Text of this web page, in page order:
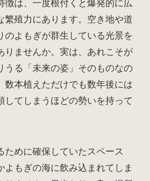
徴は、一度根付くと爆発的に広
繁殖力にあります。空き地や道
のよもぎが群生している光景を
りませんか。実は、あれこそが
うる「未来の姿」そのものなの
数本植えただけでも数年後には
してしまうほどの勢いを持って
ために確保していたスペース
よもぎの海に飲み込まれてしま